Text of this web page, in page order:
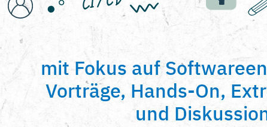
mit Fokus auf
Vorträge, Hands-On,
und